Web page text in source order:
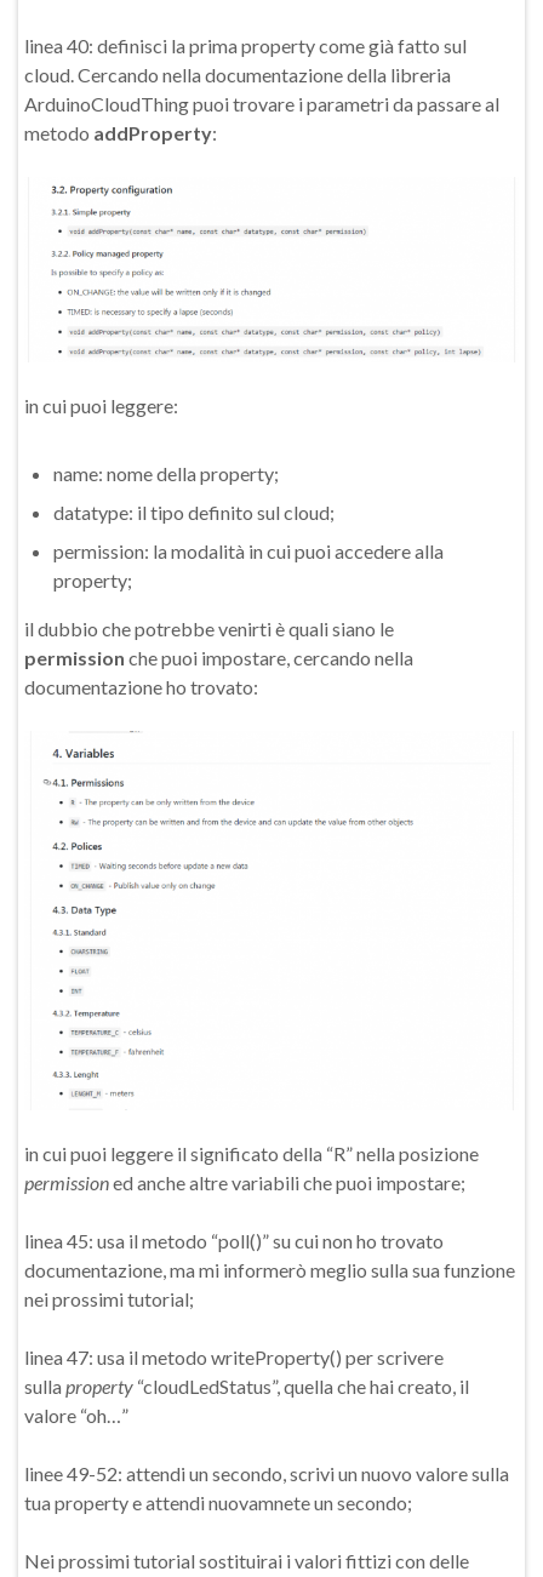
linea 40: definisci la prima property come già fatto sul
cloud. Cercando nella documentazione della libreria
ArduinoCloudThing puoi trovare i parametri da passare al
metodo addProperty:
in cui puoi leggere:
name: nome della property;
datatype: il tipo definito sul cloud;
permission: la modalità in cui puoi accedere alla
property;
il dubbio che potrebbe venirti è quali siano le
permission che puoi impostare, cercando nella
documentazione ho trovato:
in cui puoi leggere il significato della “R” nella posizione
permissioned anche altre variabili che puoi impostare;
linea 45: usa il metodo “poll()” su cui non ho trovato
documentazione, ma mi informerò meglio sulla sua funzione
nei prossimi tutorial;
linea 47: usa il metodo writeProperty() per scrivere
sulla property “cloudLedStatus”, quella che hai creato, il
valore “oh…”
linee 49-52: attendi un secondo, scrivi un nuovo valore sulla
tua property e attendi nuovamnete un secondo;
Nei prossimi tutorial sostituirai i valori fittizi con delle